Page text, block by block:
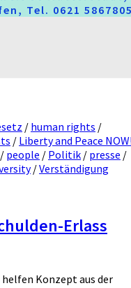
Tel. 0621
/ human rights /
/ Liberty and Peace NOW!
/ people / Politik / presse /
/Verständigung
Erlass
Konzept aus der